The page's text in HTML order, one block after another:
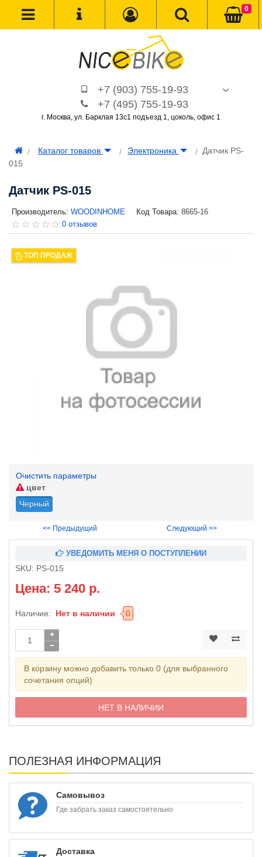
+7 (903) 755-19-93
+7 (495) 755-19-93
г. Москва, ул. Барклая 13с1 подъезд 1, цоколь, офис 1
0
Каталог товаров Электроника
Датчик PS-
015
Датчик PS-015
Производитель: WOODINHOME Код Товара: 8665-16
0 отзывов
ТОП ПРОДАЖ
Очистить параметры
цвет
Черный
<< Предыдущий Следующий >>
УВЕДОМИТЬ МЕНЯ О ПОСТУПЛЕНИИ
SKU: PS-015
Цена: 5 240 р.
Наличие: Нет в наличии 0
В корзину можно добавить только 0 (для выбранного
сочетания опций)
НЕТ В НАЛИЧИИ
ПОЛЕЗНАЯ ИНФОРМАЦИЯ
Самовывоз
Где забрать заказ самостоятельно
Доставка